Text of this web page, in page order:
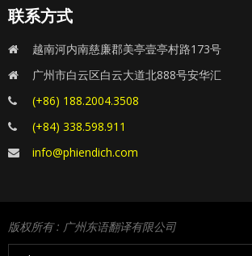
联系方式
越南河内南慈廉郡美亭壹亭村路173号
广州市白云区白云大道北888号安华汇
(+86) 188.2004.3508
(+84) 338.598.911
info@phiendich.com
版权所有 : 广州东语翻译有限公司